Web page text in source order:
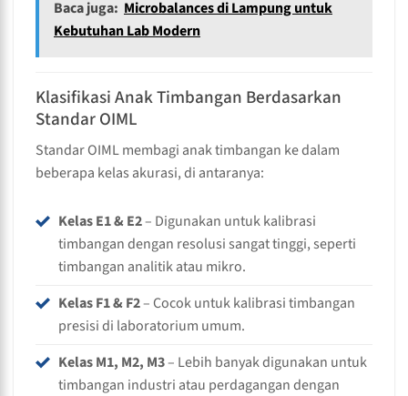
Baca juga: Microbalances di Lampung untuk
Kebutuhan Lab Modern
Klasifikasi Anak Timbangan Berdasarkan
Standar OIML
Standar OIML membagi anak timbangan ke dalam
beberapa kelas akurasi, di antaranya:
Kelas E1 & E2– Digunakan untuk kalibrasi
timbangan dengan resolusi sangat tinggi, seperti
timbangan analitik atau mikro.
Kelas F1 & F2– Cocok untuk kalibrasi timbangan
presisi di laboratorium umum.
Kelas M1, M2, M3– Lebih banyak digunakan untuk
timbangan industri atau perdagangan dengan